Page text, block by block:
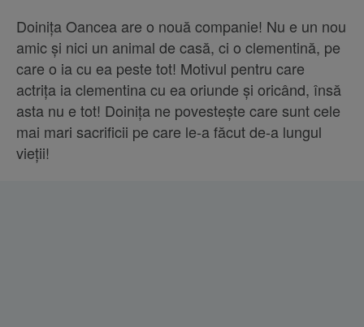
Doiniţa Oancea are o nouă companie! Nu e un nou
amic şi nici un animal de casă, ci o clementină, pe
care o ia cu ea peste tot! Motivul pentru care
actriţa ia clementina cu ea oriunde şi oricând, însă
asta nu e tot! Doiniţa ne povesteşte care sunt cele
mai mari sacrificii pe care le-a făcut de-a lungul
vieţii!